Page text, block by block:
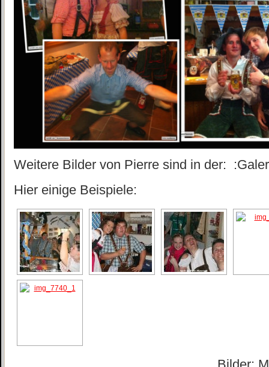
Weitere Bilder von Pierre sind in der:
Hier einige Beispiele: